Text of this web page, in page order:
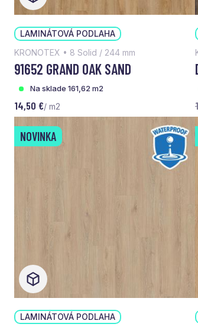
LAMINÁTOVÁ PODLAHA
KRONOTEX • 8 Solid / 244 mm
91652 GRAND OAK SAND
Na sklade 161,62 m2
14,50 €/ m2
NOVINKA
LAMINÁTOVÁ PODLAHA